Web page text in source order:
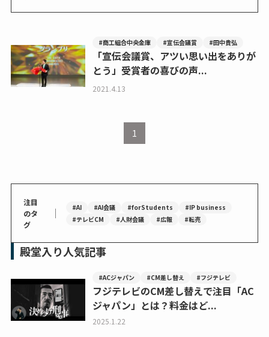
#商工組合中央金庫 #宣伝会議賞 #田中貴弘
「宣伝会議賞、アツい思い出をありが
とう」受賞者の喜びの声...
2021.4.13
1
注目
のタ
グ
｜ #AI #AI会議 #forStudents
#IP business
#テレビCM
#人財会議 #広報 #転売
殿堂入り人気記事
#ACジャパン #CM差し替え #フジテレビ
フジテレビのCM差し替えで注目「AC
ジャパン」とは？料金はど...
2025.1.22